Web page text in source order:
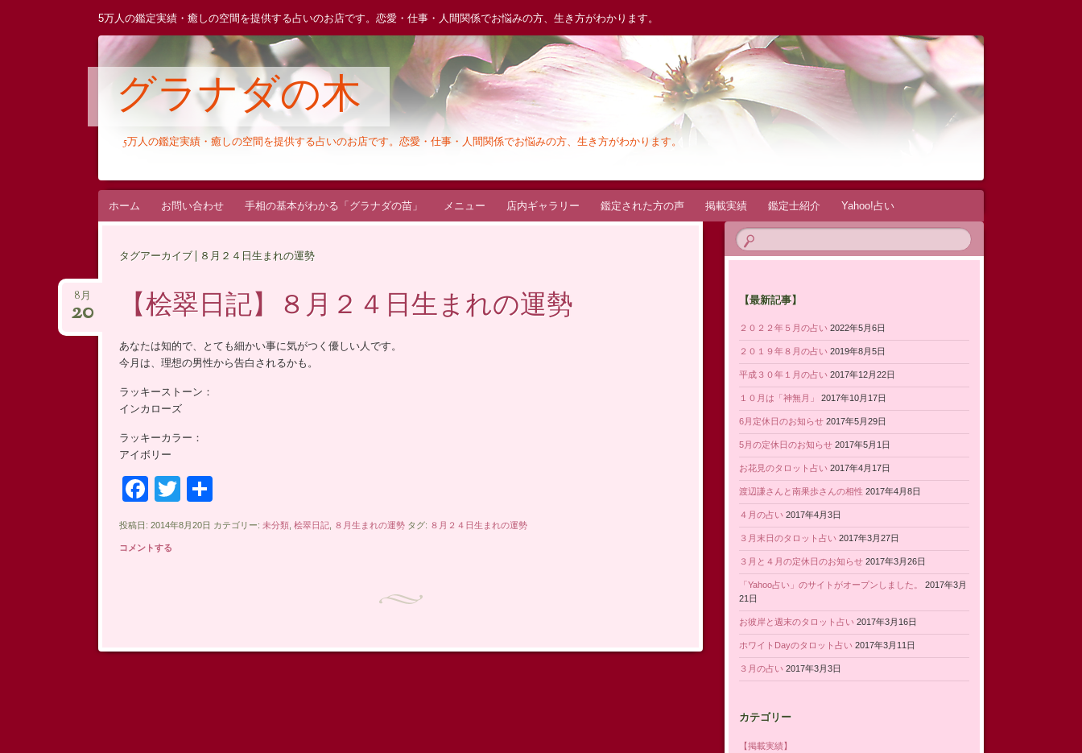
5万人の鑑定実績・癒しの空間を提供する占いのお店です。恋愛・仕事・人間関係でお悩みの方、生き方がわかります。
グラナダの木
5万人の鑑定実績・癒しの空間を提供する占いのお店です。恋愛・仕事・人間関係でお悩みの方、生き方がわかります。
コ
ン
ホーム お問い合わせ 手相の基本がわかる「グラナダの苗」 メニュー 店内ギャラリー 鑑定された方の声 掲載実績 鑑定士紹介 Yahoo!占い
タグアーカイブ | ８月２４日生まれの運勢
【桧翠日記】８月２４日生まれの運勢
8月
20
あなたは知的で、とても細かい事に気がつく優しい人です。
今月は、理想の男性から告白されるかも。
ラッキーストーン：
インカローズ
ラッキーカラー：
アイボリー
Facebook
Twitter
有
投稿日: 2014年8月20日 カテゴリー: 未分類, 桧翠日記, ８月生まれの運勢タグ: ８月２４日生まれの運勢
コメントする
投稿ナビゲーション
【最新記事】
２０２２年５月の占い 2022年5月6日
２０１９年８月の占い 2019年8月5日
平成３０年１月の占い 2017年12月22日
１０月は「神無月」 2017年10月17日
6月定休日のお知らせ 2017年5月29日
5月の定休日のお知らせ 2017年5月1日
お花見のタロット占い 2017年4月17日
渡辺謙さんと南果歩さんの相性 2017年4月8日
４月の占い 2017年4月3日
３月末日のタロット占い 2017年3月27日
３月と４月の定休日のお知らせ 2017年3月26日
「Yahoo占い」のサイトがオープンしました。
2017年3月
21日
お彼岸と週末のタロット占い 2017年3月16日
ホワイトDayのタロット占い 2017年3月11日
３月の占い 2017年3月3日
カテゴリー
【掲載実績】